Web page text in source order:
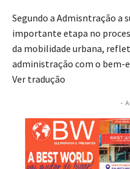
Segundo a Admisntração a
importante etapa no
da mobilidade urbana,
administração com o bem-
Ver tradução
-